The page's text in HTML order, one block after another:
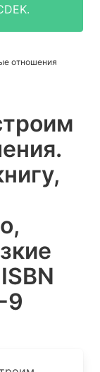
отношения
9